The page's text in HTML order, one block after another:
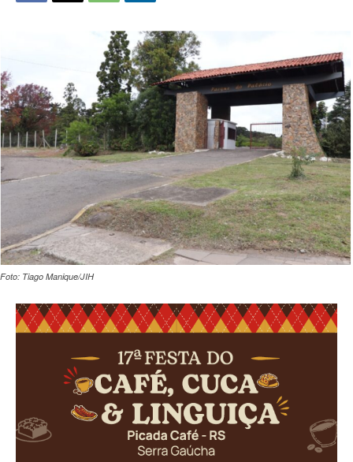
Foto: Tiago Manique/JIH